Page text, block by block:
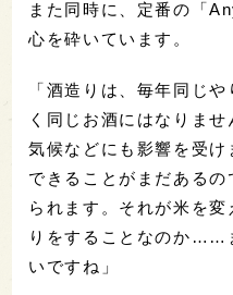
また同時に、定番の「
心を砕いています。
「酒造りは、毎年同じ
く同じお酒にはなりませ
気候などにも影響を受け
できることがまだある
られます。それが米を
りをすることなのか……
いですね」